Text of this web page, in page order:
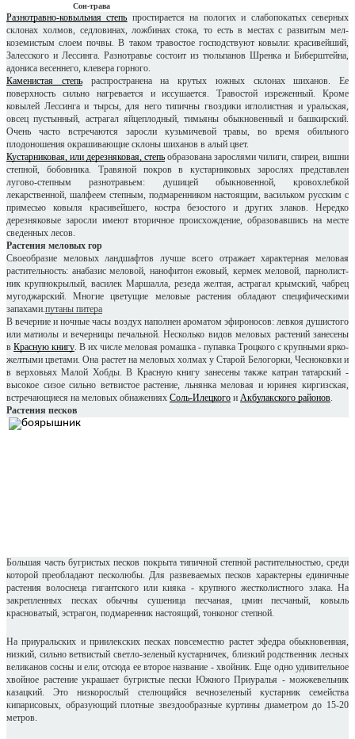
Сон-трава
Разнотравно-ковыльная степь простирается на пологих и слабопокатых северных
склонах холмов, седловинах, ложбинах стока, то есть в местах с развитым мел-
коземистым слоем почвы. В таком травостое господствуют ковыли: красивейший,
Залесского и Лессинга. Разнотравье состоит из тюльпанов Шренка и Биберштейна,
адониса весеннего, клевера горного.
Каменистая степьраспространена на крутых южных склонах шиханов. Ее
поверхность сильно нагревается и иссушается. Травостой изреженный. Кроме
ковылей Лессинга и тырсы, для него типичны гвоздики иглолистная и уральская,
овсец пустынный, астрагал яйцеплодный, тимьяны обыкновенный и башкирский.
Очень часто встречаются заросли кузьмичевой травы, во время обильного
плодоношения окрашивающие склоны шиханов в алый цвет.
Кустарниковая, или дерезняковая, степь образована зарослями чилиги, спиреи, вишни
степной, бобовника. Травяной покров в кустарниковых зарослях представлен
лугово-степным разнотравьем: душицей обыкновенной, кровохлебкой
лекарственной, шалфеем степным, подмаренником настоящим, васильком русским с
примесью ковыля красивейшего, костра безостого и других злаков. Нередко
дерезняковые заросли имеют вторичное происхождение, образовавшись на месте
сведенных лесов.
Растения меловых гор
Своеобразие меловых ландшафтов лучше всего отражает характерная меловая
растительность: анабазис меловой, нанофитон ежовый, кермек меловой, парнолист-
ник крупнокрылый, василек Маршалла, резеда желтая, астрагал крымский, чабрец
мугоджарский. Многие цветущие меловые растения обладают специфическими
запахами. путаны питера
В вечерние и ночные часы воздух наполнен ароматом эфироносов: левкоя душистого
или матиолы и вечерницы печальной. Несколько видов меловых растений занесены
в Красную книгу . В их числе меловая ромашка - пупавка Троцкого с крупными ярко-
желтыми цветами. Она растет на меловых холмах у Старой Белогорки, Чесноковки и
в верховьях Малой Хобды. В Красную книгу занесены также катран татарский -
высокое сизое сильно ветвистое растение, льнянка меловая и юринея киргизская,
встречающиеся на меловых обнажениях Соль-Илецкого и Акбулакского районов
Растения песков
Большая часть бугристых песков покрыта типичной степной растительностью, среди
которой преобладают песколюбы. Для развеваемых песков характерны единичные
растения волоснеца гигантского или кияка - крупного жестколистного злака. На
закрепленных песках обычны сушеница песчаная, цмин песчаный, ковыль
красноватый, эстрагон, подмаренник настоящий, тонконог степной.
На приуральских и приилекских песках повсеместно растет эфедра обыкновенная,
низкий, сильно ветвистый светло-зеленый кустарничек, близкий родственник лесных
великанов сосны и ели; отсюда ее второе название - хвойник. Еще одно удивительное
хвойное растение украшает бугристые пески Южного Приуралья - можжевельник
казацкий. Это низкорослый стелющийся вечнозеленый кустарник семейства
кипарисовых, образующий плотные звездообразные куртины диаметром до 15-20
метров.